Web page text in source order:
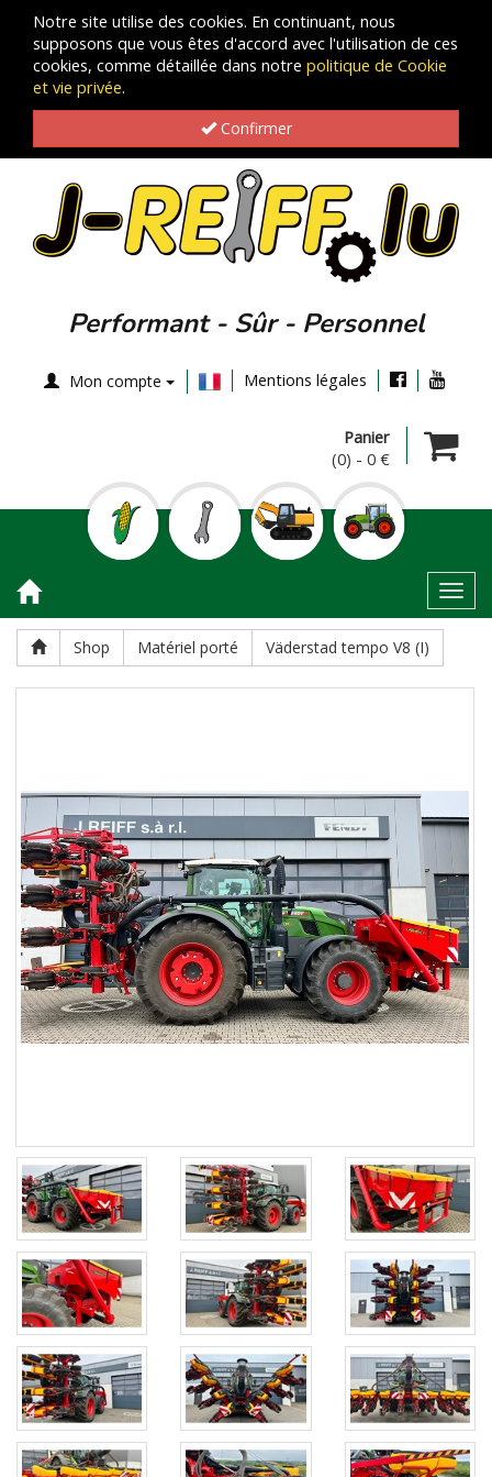
Notre site utilise des cookies. En continuant, nous
supposons que vous êtes d'accord avec l'utilisation de ces
cookies, comme détaillée dans notre politique de Cookie
et vie privée.
Confirmer
Performant - Sûr - Personnel
Mon compte Mentions légales
Panier
(0) - 0 €
Shop Matériel porté Väderstad tempo V8 (I)